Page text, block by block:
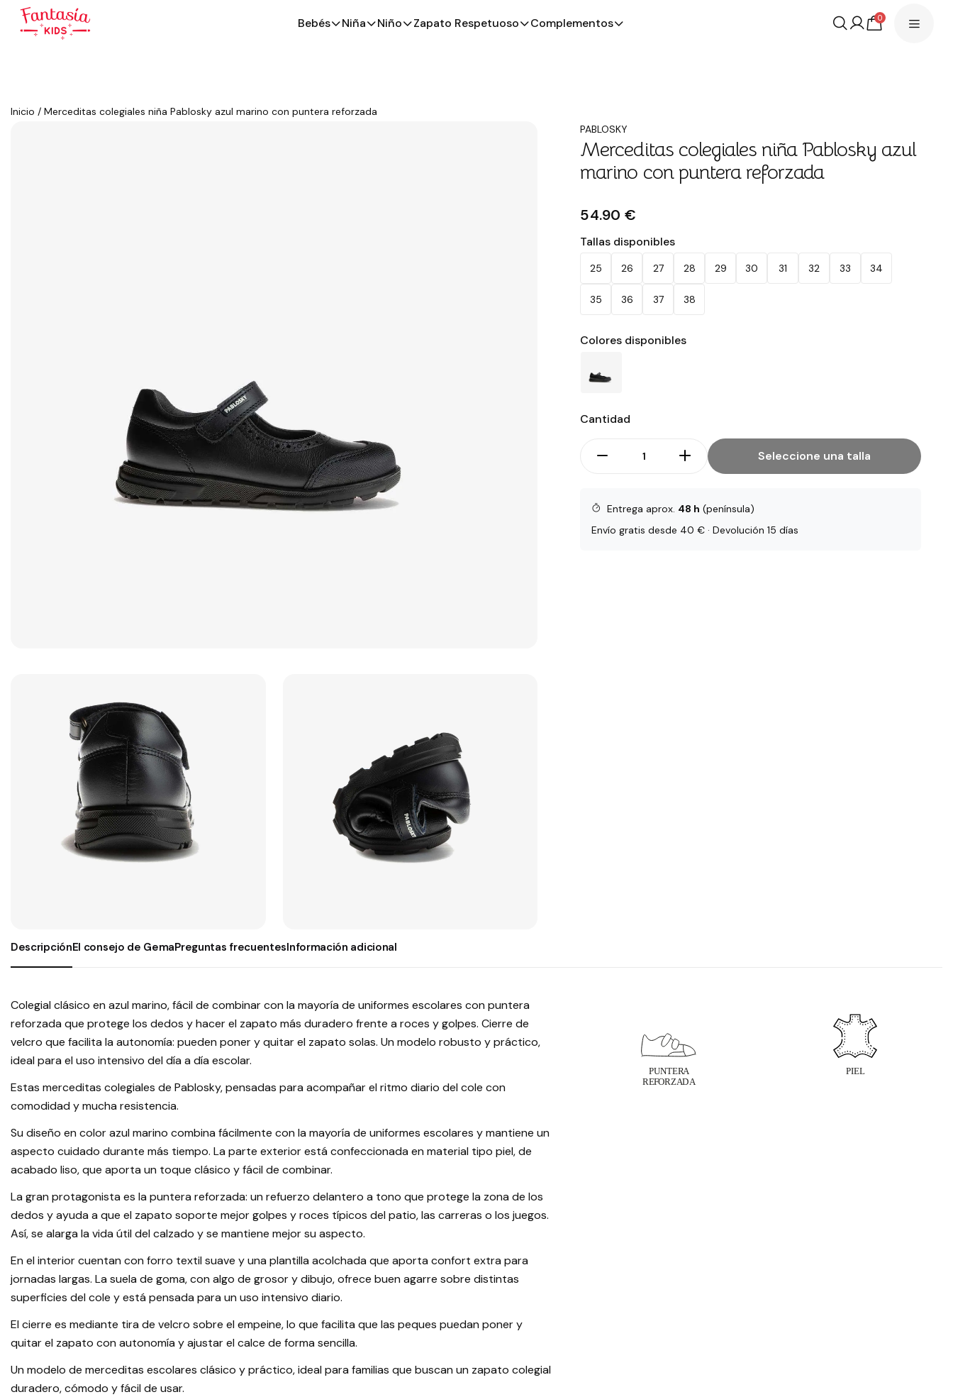
Bebés Niña Niño Zapato Respetuoso Complementos 0
Inicio / Merceditas colegiales niña Pablosky azul marino con puntera reforzada
PABLOSKY
Merceditas colegiales niña Pablosky azul
marino con puntera reforzada
54.90 €
Tallas disponibles
25 26 27 28 29 30 31 32 33 34
35 36 37 38
Colores disponibles
Cantidad
Seleccione una talla
Entrega aprox. 48 h (península)
Envío gratis desde 40 € · Devolución 15 días
DescripciónEl consejo de GemaPreguntas frecuentesInformación adicional
Colegial clásico en azul marino, fácil de combinar con la mayoría de uniformes escolares con puntera
reforzada que protege los dedos y hacer el zapato más duradero frente a roces y golpes. Cierre de
velcro que facilita la autonomía: pueden poner y quitar el zapato solas. Un modelo robusto y práctico,
ideal para el uso intensivo del día a día escolar.
Estas merceditas colegiales de Pablosky, pensadas para acompañar el ritmo diario del cole con
comodidad y mucha resistencia.
Su diseño en color azul marino combina fácilmente con la mayoría de uniformes escolares y mantiene un
aspecto cuidado durante más tiempo. La parte exterior está confeccionada en material tipo piel, de
acabado liso, que aporta un toque clásico y fácil de combinar.
La gran protagonista es la puntera reforzada: un refuerzo delantero a tono que protege la zona de los
dedos y ayuda a que el zapato soporte mejor golpes y roces típicos del patio, las carreras o los juegos.
Así, se alarga la vida útil del calzado y se mantiene mejor su aspecto.
En el interior cuentan con forro textil suave y una plantilla acolchada que aporta confort extra para
jornadas largas. La suela de goma, con algo de grosor y dibujo, ofrece buen agarre sobre distintas
superficies del cole y está pensada para un uso intensivo diario.
El cierre es mediante tira de velcro sobre el empeine, lo que facilita que las peques puedan poner y
quitar el zapato con autonomía y ajustar el calce de forma sencilla.
Un modelo de merceditas escolares clásico y práctico, ideal para familias que buscan un zapato colegial
duradero, cómodo y fácil de usar.